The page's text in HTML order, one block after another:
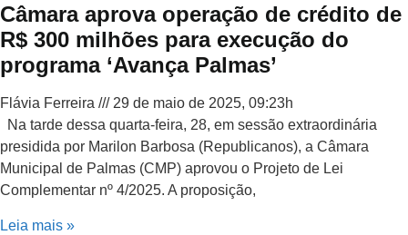
Câmara aprova operação de crédito de
R$ 300 milhões para execução do
programa ‘Avança Palmas’
Flávia Ferreira
29 de maio de 2025, 09:23h
Na tarde dessa quarta-feira, 28, em sessão extraordinária
presidida por Marilon Barbosa (Republicanos), a Câmara
Municipal de Palmas (CMP) aprovou o Projeto de Lei
Complementar nº 4/2025. A proposição,
Leia mais »